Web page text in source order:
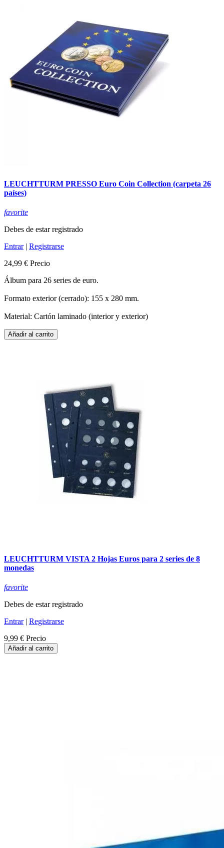
LEUCHTTURM PRESSO Euro Coin Collection (carpeta 26
países)
favorite
Debes de estar registrado
Entrar| Registrarse
24,99 € Precio
Álbum para 26 series de euro.
Formato exterior (cerrado): 155 x 280 mm.
Material: Cartón laminado (interior y exterior)
Añadir al carrito
LEUCHTTURM VISTA 2 Hojas Euros para 2 series de 8
monedas
favorite
Debes de estar registrado
Entrar| Registrarse
9,99 € Precio
Añadir al carrito